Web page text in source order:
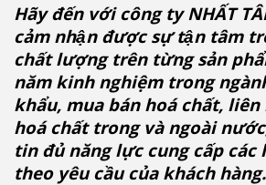
Hãy đến với công ty NHẤT
cảm nhận được sự tận tâm
chất lượng trên từng sản
năm kinh nghiệm trong
khẩu, mua bán hoá chất,
hoá chất trong và ngoài
tin đủ năng lực cung cấp các
theo yêu cầu của khách hàng.